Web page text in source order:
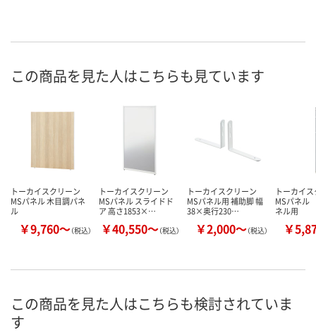
この商品を見た人はこちらも見ています
トーカイスクリーン
MSパネル 木目調パネ
ル
￥9,760～（税込）
トーカイスクリーン
MSパネル スライドド
ア 高さ1853×…
￥40,550～（税込）
トーカイスクリーン
MSパネル用 補助脚 幅
38×奥行230…
￥2,000～（税込）
トーカイ
MSパネ
ネル用
￥
この商品を見た人はこちらも検討されていま
す